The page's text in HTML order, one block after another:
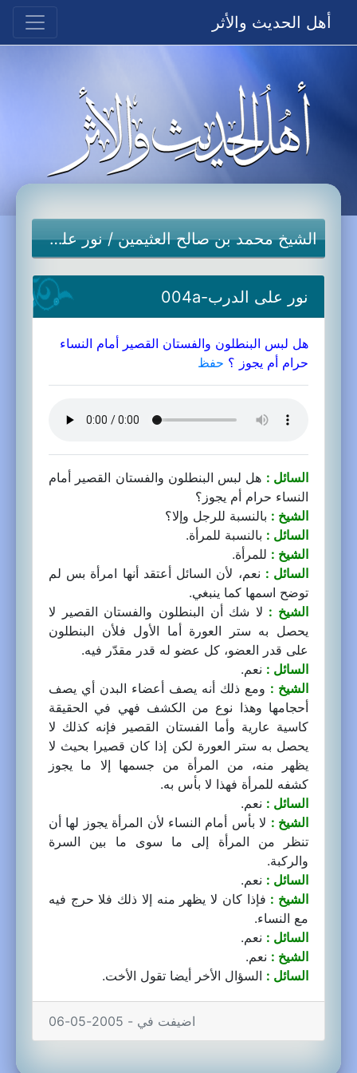
أهل الحديث والأثر
الشيخ محمد بن صالح العثيمين/نور على الدرب
نور على الدرب-004a
هل لبس البنطلون والفستان القصير أمام النساء
حرام أم يجوز ؟ حفظ
السائل : هل لبس البنطلون والفستان القصير أمام
النساء حرام أم يجوز؟
الشيخ : بالنسبة للرجل وإلا؟
السائل : بالنسبة للمرأة.
الشيخ : للمرأة.
السائل : نعم، لأن السائل أعتقد أنها امرأة بس لم
توضح اسمها كما ينبغي.
الشيخ : لا شك أن البنطلون والفستان القصير لا
يحصل به ستر العورة أما الأول فلأن البنطلون
على قدر العضو، كل عضو له قدر مقدّر فيه.
السائل : نعم.
الشيخ : ومع ذلك أنه يصف أعضاء البدن أي يصف
أحجامها وهذا نوع من الكشف فهي في الحقيقة
كاسية عارية وأما الفستان القصير فإنه كذلك لا
يحصل به ستر العورة لكن إذا كان قصيرا بحيث لا
يظهر منه، من المرأة من جسمها إلا ما يجوز
كشفه للمرأة فهذا لا بأس به.
السائل : نعم.
الشيخ : لا بأس أمام النساء لأن المرأة يجوز لها أن
تنظر من المرأة إلى ما سوى ما بين السرة
والركبة.
السائل : نعم.
الشيخ : فإذا كان لا يظهر منه إلا ذلك فلا حرج فيه
مع النساء.
السائل : نعم.
الشيخ : نعم.
السائل : السؤال الأخر أيضا تقول الأخت.
اضيفت في - 2005-05-06